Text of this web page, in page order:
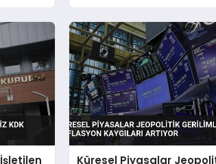
Küresel Piyasalar